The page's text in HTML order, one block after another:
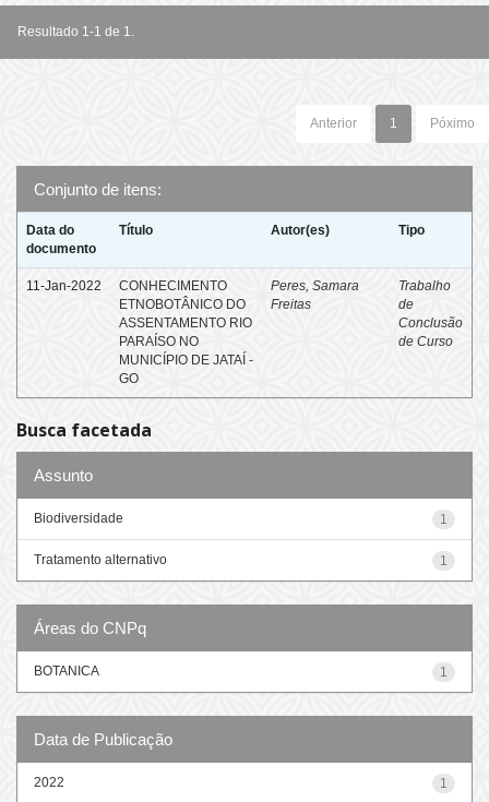
Resultado 1-1 de 1.
Anterior 1 Póximo
Conjunto de itens:
Data do
documento
Título Autor(es) Tipo
11-Jan-2022
CONHECIMENTO
ETNOBOTÂNICO DO
ASSENTAMENTO RIO
PARAÍSO NO
MUNICÍPIO DE JATAÍ -
GO
Peres, Samara
Freitas
Trabalho
de
Conclusão
de Curso
Busca facetada
Assunto
1
Biodiversidade
1
Tratamento alternativo
Áreas do CNPq
1
BOTANICA
Data de Publicação
1
2022